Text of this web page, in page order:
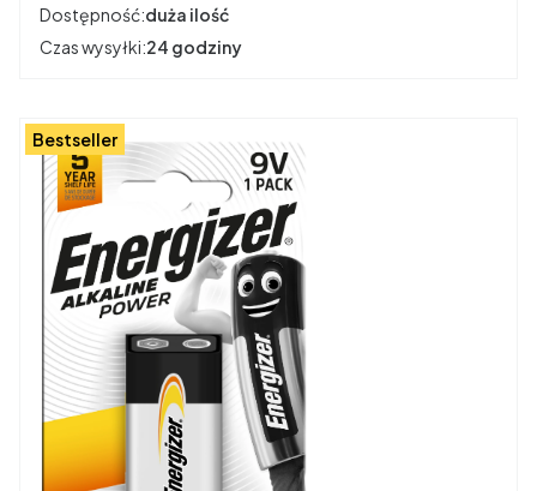
Dostępność:duża ilość
Czas wysyłki:24 godziny
Bestseller